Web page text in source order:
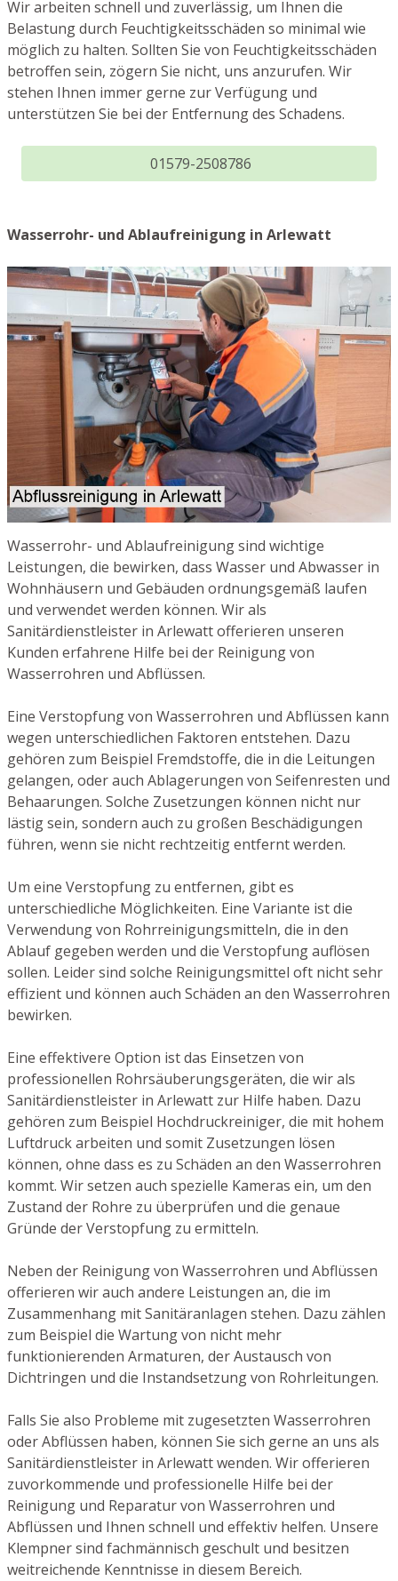
Wir arbeiten schnell und zuverlässig, um Ihnen die
Belastung durch Feuchtigkeitsschäden so minimal wie
möglich zu halten. Sollten Sie von Feuchtigkeitsschäden
betroffen sein, zögern Sie nicht, uns anzurufen. Wir
stehen Ihnen immer gerne zur Verfügung und
unterstützen Sie bei der Entfernung des Schadens.
01579-2508786
Wasserrohr- und Ablaufreinigung in Arlewatt
Wasserrohr- und Ablaufreinigung sind wichtige
Leistungen, die bewirken, dass Wasser und Abwasser in
Wohnhäusern und Gebäuden ordnungsgemäß laufen
und verwendet werden können. Wir als
Sanitärdienstleister in Arlewatt offerieren unseren
Kunden erfahrene Hilfe bei der Reinigung von
Wasserrohren und Abflüssen.
Eine Verstopfung von Wasserrohren und Abflüssen kann
wegen unterschiedlichen Faktoren entstehen. Dazu
gehören zum Beispiel Fremdstoffe, die in die Leitungen
gelangen, oder auch Ablagerungen von Seifenresten und
Behaarungen. Solche Zusetzungen können nicht nur
lästig sein, sondern auch zu großen Beschädigungen
führen, wenn sie nicht rechtzeitig entfernt werden.
Um eine Verstopfung zu entfernen, gibt es
unterschiedliche Möglichkeiten. Eine Variante ist die
Verwendung von Rohrreinigungsmitteln, die in den
Ablauf gegeben werden und die Verstopfung auflösen
sollen. Leider sind solche Reinigungsmittel oft nicht sehr
effizient und können auch Schäden an den Wasserrohren
bewirken.
Eine effektivere Option ist das Einsetzen von
professionellen Rohrsäuberungsgeräten, die wir als
Sanitärdienstleister in Arlewatt zur Hilfe haben. Dazu
gehören zum Beispiel Hochdruckreiniger, die mit hohem
Luftdruck arbeiten und somit Zusetzungen lösen
können, ohne dass es zu Schäden an den Wasserrohren
kommt. Wir setzen auch spezielle Kameras ein, um den
Zustand der Rohre zu überprüfen und die genaue
Gründe der Verstopfung zu ermitteln.
Neben der Reinigung von Wasserrohren und Abflüssen
offerieren wir auch andere Leistungen an, die im
Zusammenhang mit Sanitäranlagen stehen. Dazu zählen
zum Beispiel die Wartung von nicht mehr
funktionierenden Armaturen, der Austausch von
Dichtringen und die Instandsetzung von Rohrleitungen.
Falls Sie also Probleme mit zugesetzten Wasserrohren
oder Abflüssen haben, können Sie sich gerne an uns als
Sanitärdienstleister in Arlewatt wenden. Wir offerieren
zuvorkommende und professionelle Hilfe bei der
Reinigung und Reparatur von Wasserrohren und
Abflüssen und Ihnen schnell und effektiv helfen. Unsere
Klempner sind fachmännisch geschult und besitzen
weitreichende Kenntnisse in diesem Bereich.